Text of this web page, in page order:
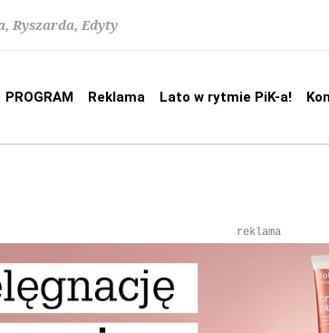
Ryszarda, Edyty
PROGRAM Reklama Lato w rytmie PiK-a!
reklama